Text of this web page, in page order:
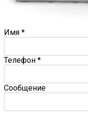
Имя *
Телефон *
Сообщение